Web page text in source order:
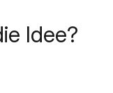
Idee?